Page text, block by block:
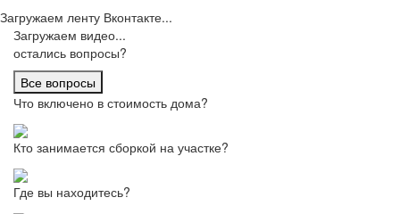
Загружаем ленту Вконтакте...
Загружаем видео...
остались вопросы?
Все вопросы
Что включено в стоимость дома?
Кто занимается сборкой на участке?
Где вы находитесь?